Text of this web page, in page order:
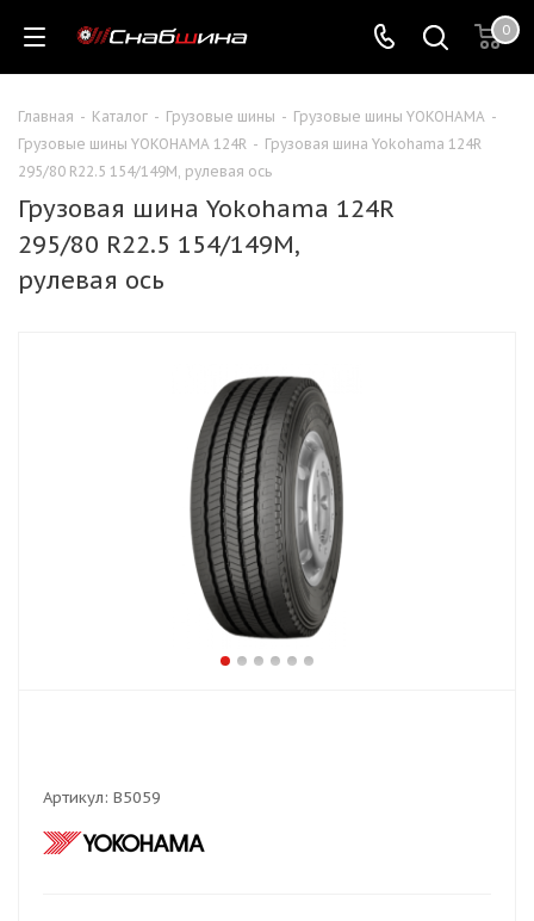
0
Главная - Каталог - Грузовые шины - Грузовые шины YOKOHAMA -
Грузовые шины YOKOHAMA 124R - Грузовая шина Yokohama 124R
295/80 R22.5 154/149M, рулевая ось
Грузовая шина Yokohama 124R
295/80 R22.5 154/149M,
рулевая ось
Артикул: В5059